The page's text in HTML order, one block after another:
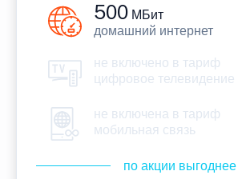
500 МБит
домашний интернет
не включено в тариф
цифровое телевидение
не включена в тариф
мобильная связь
по акции выгоднее